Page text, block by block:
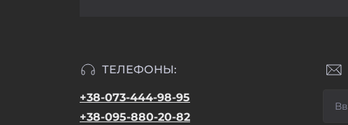
ТЕЛЕФОНЫ:
+38-073-444-98-95
+38-095-880-20-82